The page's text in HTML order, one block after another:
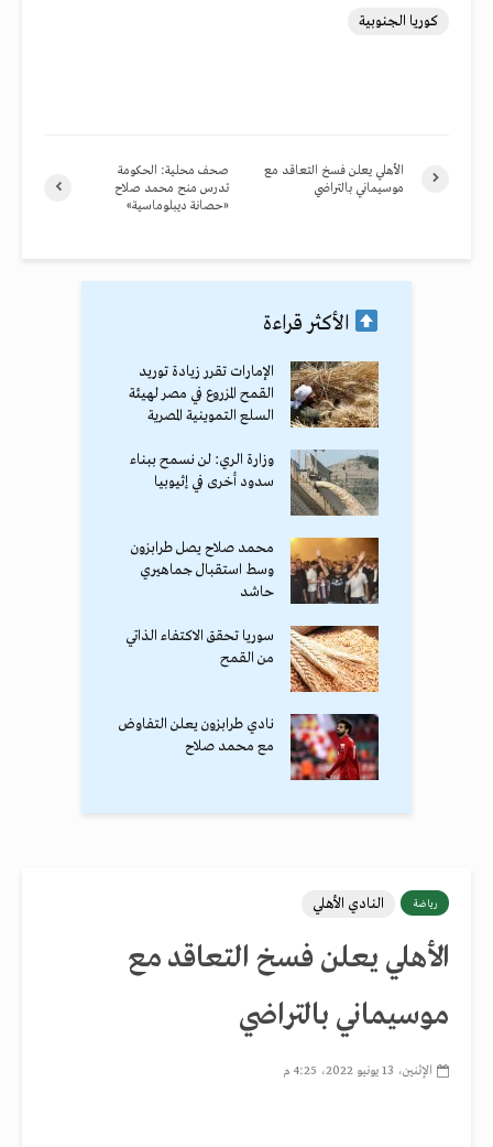
كوريا الجنوبية
صحف محلية: الحكومة
تدرس منح محمد صلاح
«حصانة ديبلوماسية»
الأهلي يعلن فسخ التعاقد مع
موسيماني بالتراضي
الأكثر قراءة
الإمارات تقرر زيادة توريد
القمح المزروع في مصر لهيئة
السلع التموينية المصرية
وزارة الري: لن نسمح ببناء
سدود أخرى في إثيوبيا
محمد صلاح يصل طرابزون
وسط استقبال جماهيري
حاشد
سوريا تحقق الاكتفاء الذاتي
من القمح
نادي طرابزون يعلن التفاوض
مع محمد صلاح
رياضة النادي الأهلي
الأهلي يعلن فسخ التعاقد مع
موسيماني بالتراضي
الإثنين، 13 يونيو 2022، 4:25 م